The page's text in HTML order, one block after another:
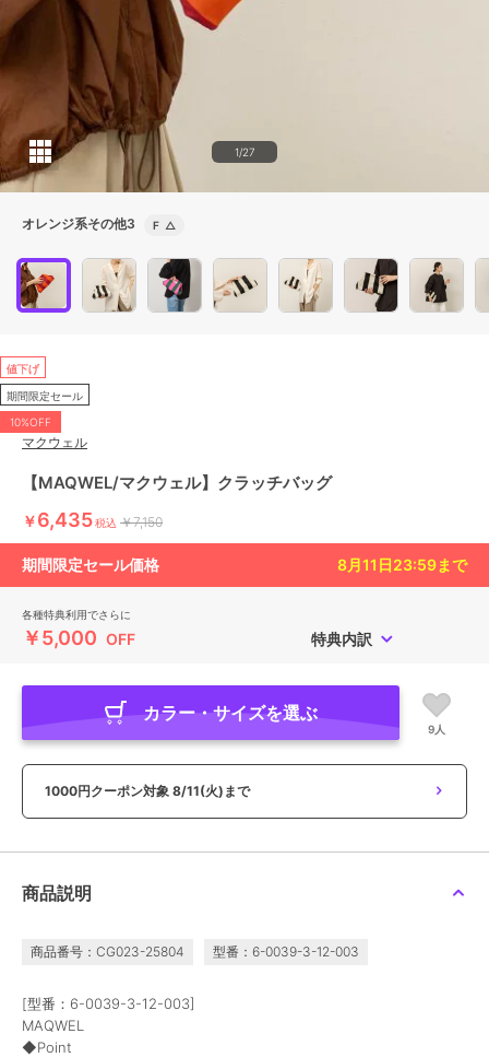
1/27
オレンジ系その他3 F △
値下げ
期間限定セール
10%OFF
マクウェル
【MAQWEL/マクウェル】クラッチバッグ
￥6,435税込 ￥7,150
期間限定セール価格 8月11日23:59まで
各種特典利用でさらに
￥5,000 OFF 特典内訳
カラー・サイズを選ぶ
9人
1000円クーポン対象 8/11(火)まで
商品説明
商品番号：CG023-25804 型番：6-0039-3-12-003
[型番：6-0039-3-12-003]
MAQWEL
◆Point